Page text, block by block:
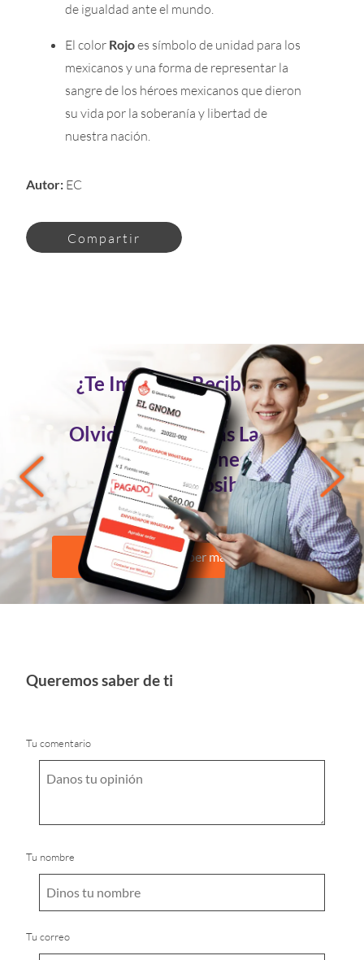
de igualdad ante el mundo.
El color Rojoes símbolo de unidad para los
mexicanos y una forma de representar la
sangre de los héroes mexicanos que dieron
su vida por la soberanía y libertad de
nuestra nación.
Autor: EC
Compartir
¿Te Imaginas Recibir Tus
Pedidos
Olvidándote de las Largas
Conversaciones?
Ahora es Posible
Quiero saber más
Queremos saber de ti
Tu comentario
Tu nombre
Tu correo